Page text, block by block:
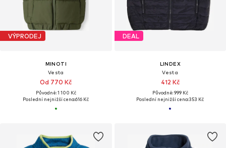
VÝPRODEJ
MINOTI
Vesta
Od 770 Kč
Původně: 1 100 Kč
Poslední nejnižší cena:616 Kč
DEAL
LINDEX
Vesta
412 Kč
Původně: 999 Kč
Poslední nejnižší cena:353 Kč